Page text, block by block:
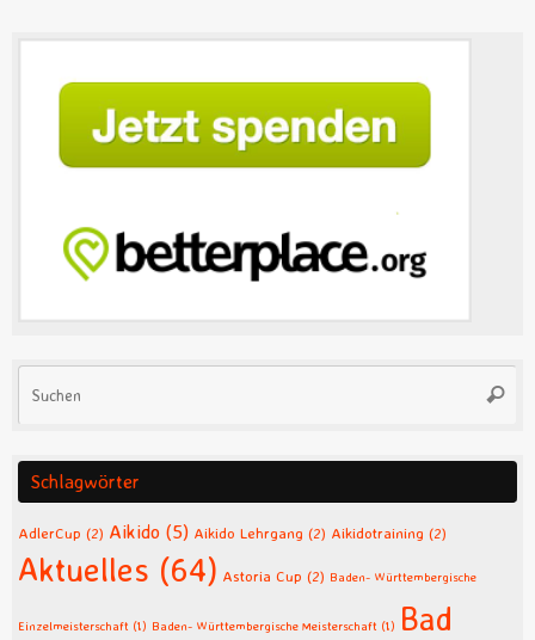
Schlagwörter
AdlerCup (2) Aikido (5) Aikido Lehrgang (2) Aikidotraining (2)
Aktuelles (64) Astoria Cup (2) Baden- Württembergische
Einzelmeisterschaft (1) Baden- Württembergische Meisterschaft (1) Bad